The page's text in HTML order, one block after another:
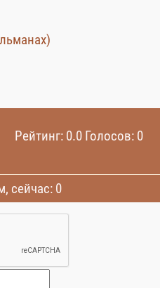
Рейтинг: 0.0 Голосов: 0
сейчас: 0